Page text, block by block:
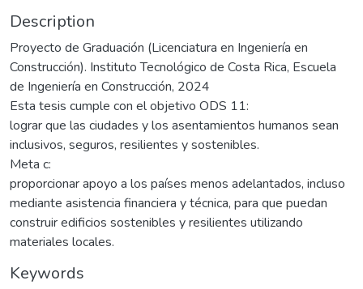
Description
Proyecto de Graduación (Licenciatura en Ingeniería en
Construcción). Instituto Tecnológico de Costa Rica, Escuela
de Ingeniería en Construcción, 2024
Esta tesis cumple con el objetivo ODS 11:
lograr que las ciudades y los asentamientos humanos sean
inclusivos, seguros, resilientes y sostenibles.
Meta c:
proporcionar apoyo a los países menos adelantados, incluso
mediante asistencia financiera y técnica, para que puedan
construir edificios sostenibles y resilientes utilizando
materiales locales.
Keywords